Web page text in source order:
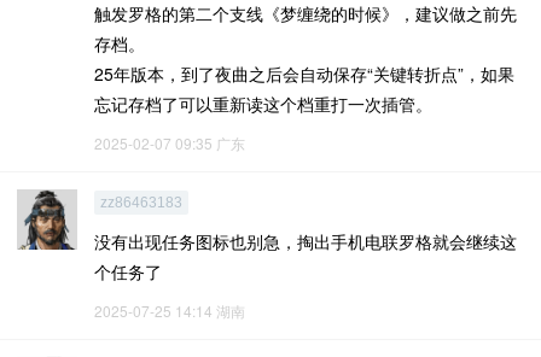
触发罗格的第二个支线《梦缠绕的时候》，建议做之前先
存档。
25年版本，到了夜曲之后会自动保存“关键转折点”，如果
忘记存档了可以重新读这个档重打一次插管。
2025-02-07 09:35 广东
zz86463183
没有出现任务图标也别急，掏出手机电联罗格就会继续这
个任务了
2025-07-25 14:14 湖南